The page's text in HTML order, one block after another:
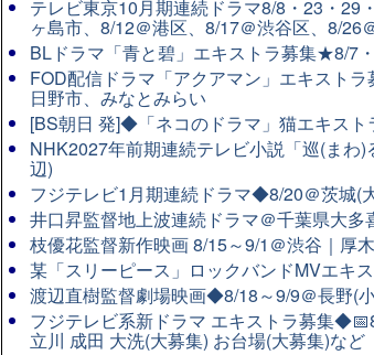
テレビ東京10月期連続ドラマ8/8・23・29
ヶ島市、8/12＠港区、8/17＠渋谷区、8/26
BLドラマ「青と碧」エキストラ募集★8/7
FOD配信ドラマ「アクアマン」エキスト
日野市、みなとみらい
[BS朝日 発]◆「ネコのドラマ」猫エキスト
NHK2027年前期連続テレビ小説「巡(ま
辺)
フジテレビ1月期連続ドラマ◆8/20＠茨城(
井口昇監督地上波連続ドラマ＠千葉県大
枝優花監督新作映画 8/15～9/1＠渋谷｜厚
某「スリーピース」ロックバンドMVエキ
渡辺直樹監督劇場映画◆8/18～9/9＠長野(
フジテレビ系新ドラマ エキストラ募集
立川 成田 大洗(大募集) お台場(大募集)など